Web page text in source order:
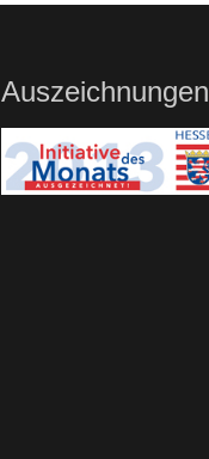
Auszeichnungen